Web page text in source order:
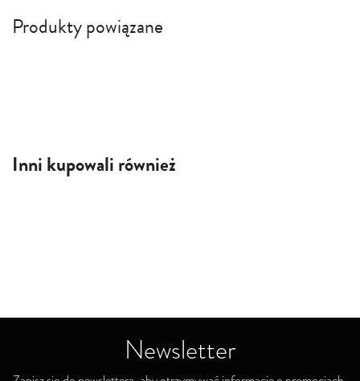
Produkty powiązane
Inni kupowali również
Newsletter